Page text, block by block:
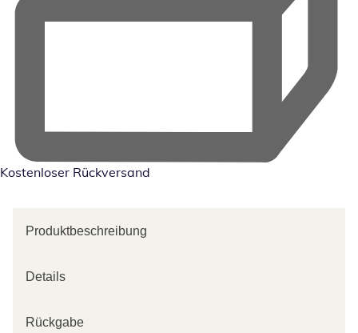
Kostenloser Rückversand
Produktbeschreibung
Details
Rückgabe